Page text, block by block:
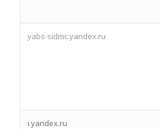
yabs-sidmc.yandex.ru
i.yandex.ru